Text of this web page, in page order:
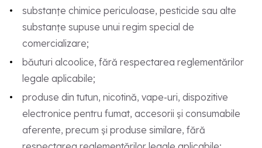
substanțe chimice periculoase, pesticide sau alte
substanțe supuse unui regim special de
comercializare;
băuturi alcoolice, fără respectarea reglementărilor
legale aplicabile;
produse din tutun, nicotină, vape-uri, dispozitive
electronice pentru fumat, accesorii și consumabile
aferente, precum și produse similare, fără